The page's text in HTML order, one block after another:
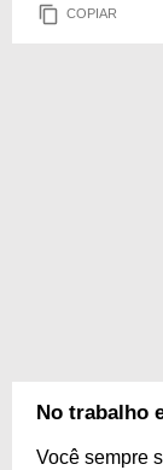
COPIAR
No trabalho
Você sempre